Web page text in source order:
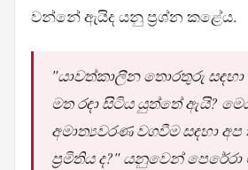
වන්නේ ඇයිද යනු ප්‍රශ්න කළේය.
"යාවත්කාලීන තොරතුරු සඳහා
මත රඳා සිටිය යුත්තේ ඇයි?
අමාත්‍යවරණ වගවීම සඳහා අප
ප්‍රමිතිය ද?" යනුවෙන් පෙරේරා